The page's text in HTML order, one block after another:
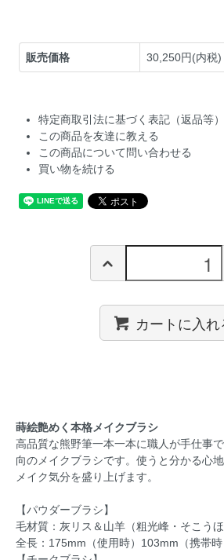
販売価格 30,250円(内税)
特定商取引法に基づく表記（返品等）
この商品を友達に教える
この商品について問い合わせる
買い物を続ける
カートに入れ
蒔絵艶めく本格メイクブラシ
高品質な熊野筆一本一本に職人が手仕事
向のメイクブラシです。使うと分かる心
メイク気分を盛り上げます。
【パウダーブラシ】
毛材質：灰リス＆山羊（粗光峰・そこうほ
全長：175mm（使用時）103mm（携帯